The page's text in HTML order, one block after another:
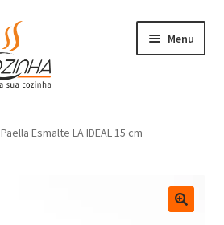
Menu
Paella Esmalte LA IDEAL 15 cm